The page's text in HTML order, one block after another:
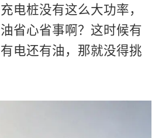
电桩没有这么大功率，
省心省事啊？这时候有
电还有油，那就没得挑